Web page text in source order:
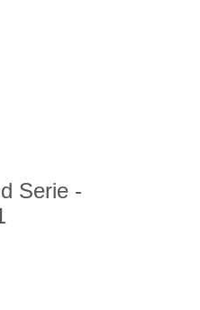
Serie -